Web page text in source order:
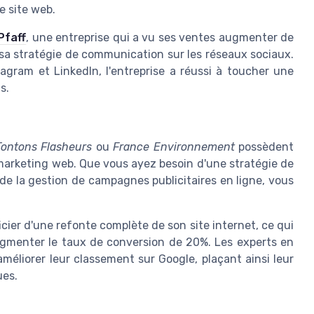
site web.
, une entreprise qui a vu ses ventes augmenter de
stratégie de communication sur les réseaux sociaux.
et LinkedIn, l'entreprise a réussi à toucher une
Flasheurs ouFrance Environnementpossèdent
web. Que vous ayez besoin d'une stratégie de
la gestion de campagnes publicitaires en ligne, vous
d'une refonte complète de son site internet, ce qui
le taux de conversion de 20%. Les experts en
leur classement sur Google, plaçant ainsi leur